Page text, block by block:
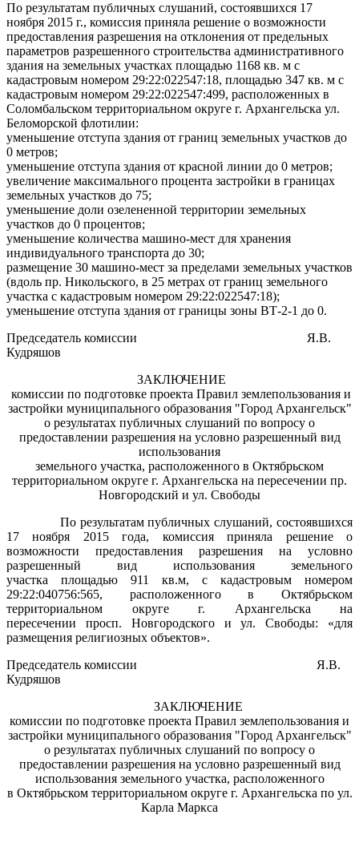
По результатам публичных слушаний, состоявшихся 17
ноября 2015 г., комиссия приняла решение о возможности
предоставления разрешения на отклонения от предельных
параметров разрешенного строительства административного
здания на земельных участках площадью 1168 кв. м с
кадастровым номером 29:22:022547:18, площадью 347 кв. м с
кадастровым номером 29:22:022547:499, расположенных в
Соломбальском территориальном округе г. Архангельска ул.
Беломорской флотилии:
уменьшение отступа здания от границ земельных участков до
0 метров;
уменьшение отступа здания от красной линии до 0 метров;
увеличение максимального процента застройки в границах
земельных участков до 75;
уменьшение доли озелененной территории земельных
участков до 0 процентов;
уменьшение количества машино-мест для хранения
индивидуального транспорта до 30;
размещение 30 машино-мест за пределами земельных участков
(вдоль пр. Никольского, в 25 метрах от границ земельного
участка с кадастровым номером 29:22:022547:18);
уменьшение отступа здания от границы зоны ВТ-2-1 до 0.
Председатель комиссии
Я.В.
Кудряшов
ЗАКЛЮЧЕНИЕ
комиссии по подготовке проекта Правил землепользования и
застройки муниципального образования "Город Архангельск"
о результатах публичных слушаний по вопросу о
предоставлении разрешения на условно разрешенный вид
использования
земельного участка, расположенного в Октябрьском
территориальном округе г. Архангельска на пересечении пр.
Новгородский и ул. Свободы
По результатам публичных слушаний, состоявшихся
17 ноября 2015 года, комиссия приняла решение о
возможности предоставления разрешения на условно
разрешенный вид использования земельного
участка площадью 911 кв.м, с кадастровым номером
29:22:040756:565, расположенного в Октябрьском
территориальном округе г. Архангельска на
пересечении просп. Новгородского и ул. Свободы: «для
размещения религиозных объектов».
Председатель комиссии Я.В.
Кудряшов
ЗАКЛЮЧЕНИЕ
комиссии по подготовке проекта Правил землепользования и
застройки муниципального образования "Город Архангельск"
о результатах публичных слушаний по вопросу о
предоставлении разрешения на условно разрешенный вид
использования земельного участка, расположенного
в Октябрьском территориальном округе г. Архангельска по ул.
Карла Маркса